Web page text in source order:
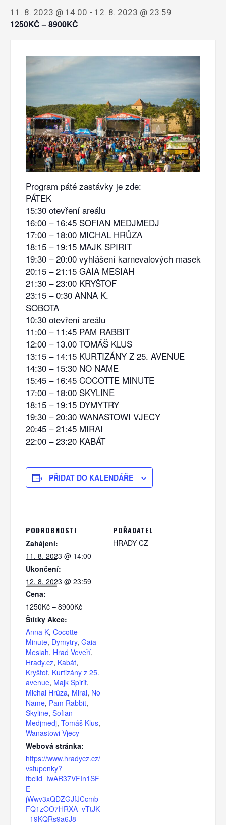
11. 8. 2023 @ 14:00 - 12. 8. 2023 @ 23:59
1250KČ – 8900KČ
Program páté zastávky je zde:
PÁTEK
15:30 otevření areálu
16:00 – 16:45 SOFIAN MEDJMEDJ
17:00 – 18:00 MICHAL HRŮZA
18:15 – 19:15 MAJK SPIRIT
19:30 – 20:00 vyhlášení karnevalových masek
20:15 – 21:15 GAIA MESIAH
21:30 – 23:00 KRYŠTOF
23:15 – 0:30 ANNA K.
SOBOTA
10:30 otevření areálu
11:00 – 11:45 PAM RABBIT
12:00 – 13.00 TOMÁŠ KLUS
13:15 – 14:15 KURTIZÁNY Z 25. AVENUE
14:30 – 15:30 NO NAME
15:45 – 16:45 COCOTTE MINUTE
17:00 – 18:00 SKYLINE
18:15 – 19:15 DYMYTRY
19:30 – 20:30 WANASTOWI VJECY
20:45 – 21:45 MIRAI
22:00 – 23:20 KABÁT
PŘIDAT DO KALENDÁŘE
PODROBNOSTI
Zahájení:
11. 8. 2023 @ 14:00
Ukončení:
12. 8. 2023 @ 23:59
Cena:
1250Kč – 8900Kč
Štítky Akce:
Anna K, Cocotte
Minute, Dymytry, Gaia
Mesiah, Hrad Veveří,
Hrady.cz, Kabát,
Kryštof, Kurtizány z 25.
avenue, Majk Spirit,
Michal Hrůza, Mirai, No
Name, Pam Rabbit,
Skyline, Sofian
Medjmedj, Tomáš Klus,
Wanastowi Vjecy
Webová stránka:
https://www.hradycz.cz/
vstupenky?
fbclid=IwAR37VFIn1SF
E-
jWwv3xQDZGJfJCcmb
FQ1zOO7HRXA_vTtJK
_19KQRs9a6J8
POŘADATEL
HRADY CZ